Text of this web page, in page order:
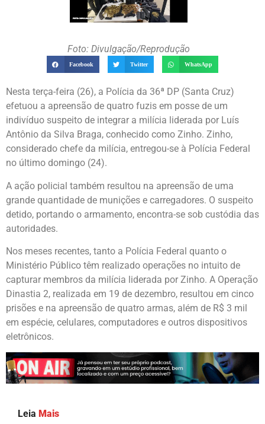
Foto: Divulgação/Reprodução
Facebook Twitter WhatsApp
Nesta terça-feira (26), a Polícia da 36ª DP (Santa Cruz)
efetuou a apreensão de quatro fuzis em posse de um
indivíduo suspeito de integrar a milícia liderada por Luís
Antônio da Silva Braga, conhecido como Zinho. Zinho,
considerado chefe da milícia, entregou-se à Polícia Federal
no último domingo (24).
A ação policial também resultou na apreensão de uma
grande quantidade de munições e carregadores. O suspeito
detido, portando o armamento, encontra-se sob custódia das
autoridades.
Nos meses recentes, tanto a Polícia Federal quanto o
Ministério Público têm realizado operações no intuito de
capturar membros da milícia liderada por Zinho. A Operação
Dinastia 2, realizada em 19 de dezembro, resultou em cinco
prisões e na apreensão de quatro armas, além de R$ 3 mil
em espécie, celulares, computadores e outros dispositivos
eletrônicos.
Leia Mais